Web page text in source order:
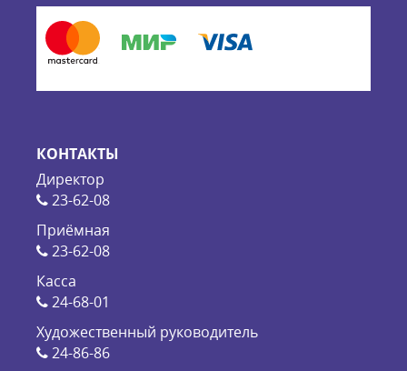
КОНТАКТЫ
Директор
23-62-08
Приёмная
23-62-08
Касса
24-68-01
Художественный руководитель
24-86-86